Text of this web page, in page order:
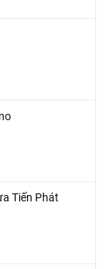
Tiến Phát